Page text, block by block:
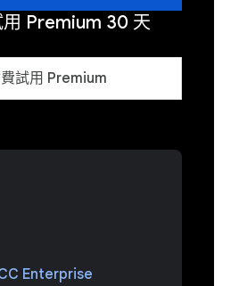
用 Premium 30 天
試用 Premium
Enterprise